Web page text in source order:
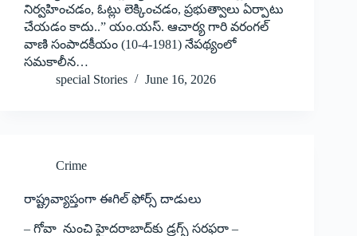
నిర్వహించడం, ఓట్లు లెక్కించడం, ప్రభుత్వాలు ఏర్పాటు
చేయడం కాదు..” యం.యస్. ఆచార్య గారి వరంగల్
వాణి సంపాదకీయం (10-4-1981) నేపథ్యంలో
సమకాలీన…
special Stories
June 16, 2026
Crime
రాష్ట్రవ్యాప్తంగా ఈగిల్‌ ‌ఫోర్స్ ‌దాడులు
– గోవా నుంచి హైదరాబాద్‌కు డ్రగ్స్ ‌సరఫరా –